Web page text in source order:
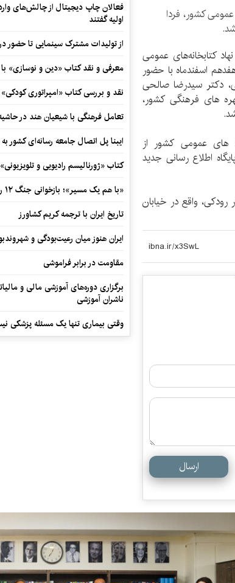
کشور، فردا
کتابخانه‌های عمومی
اسفندماه با حضور
دکتر سیدرضا صالحی
های فرهنگی کشور،
های عمومی کشور از
اطلاع رسانی جدید
ماه در تالار رودکی، واقع در خیابان
ارسال
فعالان چاپ دیجیتال از چالش‌های
اولیه گفتند
از تولیدات مشترک سینمایی تا حضور
معرفی و نقد کتاب «دین و نوسازی»
نقد و بررسی کتاب «امپراتوری کودکی»
تعامل فرهنگی با شیعیان هند در
ایبنا پل اتصال جامعه رسانه‌ای کشور
کتاب «ژورنالیسم رادیویی و تلویزیونی»
«با هم یک مسیر»؛ بازخوانی جنگ ۱۲ روزه در قاب یک رمان کوتاه
تاریخ ایران با ترجمه کریم کشاورز
ایران هنوز میان رعیت‌بودگی و
مقاومت در برابر فراموشی
برگزاری دوره‌های آموزشی مالی و
ناشران آموزشی
وقتی بیماری تنها یک مسئله پزشکی